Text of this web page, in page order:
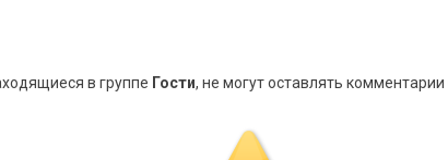
в группе Гости, не могут оставлять